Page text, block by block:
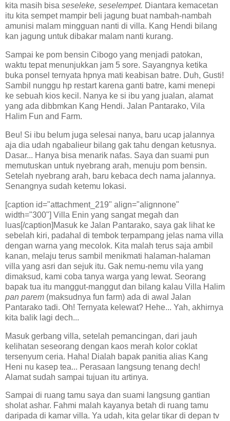
kita masih bisa seseleke, seselempet. Diantara kemacetan
itu kita sempet mampir beli jagung buat nambah-nambah
amunisi malam mingguan nanti di villa. Kang Hendi bilang
kan jagung untuk dibakar malam nanti kurang.
Sampai ke pom bensin Cibogo yang menjadi patokan,
waktu tepat menunjukkan jam 5 sore. Sayangnya ketika
buka ponsel ternyata hpnya mati keabisan batre. Duh, Gusti!
Sambil nunggu hp restart karena ganti batre, kami menepi
ke sebuah kios kecil. Nanya ke si ibu yang jualan, alamat
yang ada dibbmkan Kang Hendi. Jalan Pantarako, Vila
Halim Fun and Farm.
Beu! Si ibu belum juga selesai nanya, baru ucap jalannya
aja dia udah ngabalieur bilang gak tahu dengan ketusnya.
Dasar... Hanya bisa menarik nafas. Saya dan suami pun
memutuskan untuk nyebrang arah, menuju pom bensin.
Setelah nyebrang arah, baru kebaca dech nama jalannya.
Senangnya sudah ketemu lokasi.
[caption id="attachment_219" align="alignnone"
width="300"] Villa Enin yang sangat megah dan
luas[/caption]Masuk ke Jalan Pantarako, saya gak lihat ke
sebelah kiri, padahal di tembok terpampang jelas nama villa
dengan warna yang mecolok. Kita malah terus saja ambil
kanan, melaju terus sambil menikmati halaman-halaman
villa yang asri dan sejuk itu. Gak nemu-nemu vila yang
dimaksud, kami coba tanya warga yang lewat. Seorang
bapak tua itu manggut-manggut dan bilang kalau Villa Halim
pan parem (maksudnya fun farm) ada di awal Jalan
Pantarako tadi. Oh! Ternyata kelewat? Hehe... Yah, akhirnya
kita balik lagi dech...
Masuk gerbang villa, setelah pemancingan, dari jauh
kelihatan seseorang dengan kaos merah kolor coklat
tersenyum ceria. Haha! Dialah bapak panitia alias Kang
Heni nu kasep tea... Perasaan langsung tenang dech!
Alamat sudah sampai tujuan itu artinya.
Sampai di ruang tamu saya dan suami langsung gantian
sholat ashar. Fahmi malah kayanya betah di ruang tamu
daripada di kamar villa. Ya udah, kita gelar tikar di depan tv